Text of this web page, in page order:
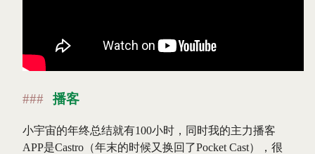
播客
小宇宙的年终总结就有100小时，同时我的主力播客
APP是Castro（年末的时候又换回了Pocket Cast），很